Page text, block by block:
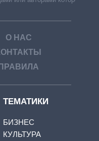
О НАС
ПРАВИЛА
ТЕМАТИКИ
БИЗНЕС
КУЛЬТУРА